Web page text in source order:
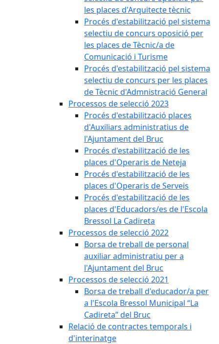
les places d'Arquitecte tècnic
Procés d'estabilització pel sistema
selectiu de concurs oposició per
les places de Tècnic/a de
Comunicació i Turisme
Procés d'estabilització pel sistema
selectiu de concurs per les places
de Tècnic d'Admnistració General
Processos de selecció 2023
Procés d'estabilització places
d'Auxiliars administratius de
l'Ajuntament del Bruc
Procés d'estabilització de les
places d'Operaris de Neteja
Procés d'estabilització de les
places d'Operaris de Serveis
Procés d'estabilització de les
places d'Educadors/es de l'Escola
Bressol La Cadireta
Processos de selecció 2022
Borsa de treball de personal
auxiliar administratiu per a
l'Ajuntament del Bruc
Processos de selecció 2021
Borsa de treball d'educador/a per
a l'Escola Bressol Municipal “La
Cadireta” del Bruc
Relació de contractes temporals i
d'interinatge